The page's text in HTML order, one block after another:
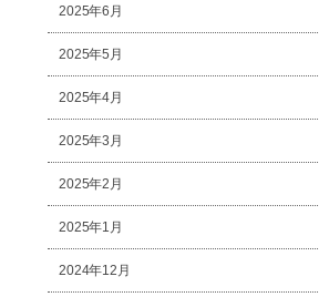
2025年6月
2025年5月
2025年4月
2025年3月
2025年2月
2025年1月
2024年12月